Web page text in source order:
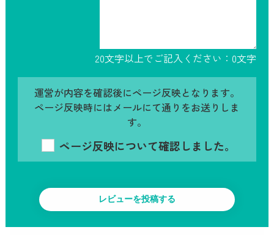
20文字以上でご記入ください： 0文字
運営が内容を確認後にページ反映となります。
ページ反映時にはメールにて通りをお送りしま
す。
ページ反映について確認しました。